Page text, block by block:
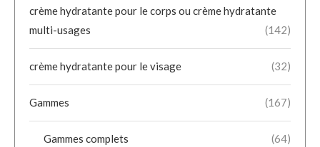
crème hydratante pour le corps ou crème hydratante
multi-usages
(142)
crème hydratante pour le visage (32)
Gammes (167)
Gammes complets (64)